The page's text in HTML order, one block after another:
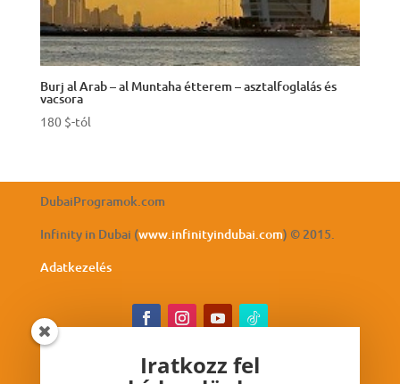
Burj al Arab – al Muntaha étterem – asztalfoglalás és
vacsora
180 $-tól
DubaiProgramok.com
Infinity in Dubai (www.infinityindubai.com) © 2015.
Adatkezelés
Iratkozz fel